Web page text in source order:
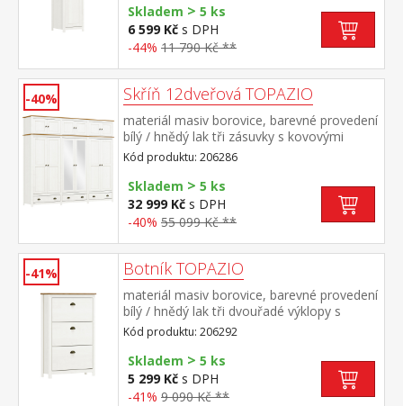
Skladem > 5 ks
6 599 Kč s DPH
-44% 11 790 Kč **
-40% Skříň 12dveřová TOPAZIO
materiál masiv borovice, barevné provedení
bílý / hnědý lak tři zásuvky s kovovými
úchytkami a pojezdy v levé a pravé části 1
police a kovová šatní tyč, ve střední části 3
police, na dvou středních dveřích je
zrcadlo nástavec je součástí dodávky
Kód produktu: 206286
Skladem > 5 ks
32 999 Kč s DPH
-40% 55 099 Kč **
-41% Botník TOPAZIO
materiál masiv borovice, barevné provedení
bílý / hnědý lak tři dvouřadé výklopy s
kovovými úchytkami
Kód produktu: 206292
Skladem > 5 ks
5 299 Kč s DPH
-41% 9 090 Kč **